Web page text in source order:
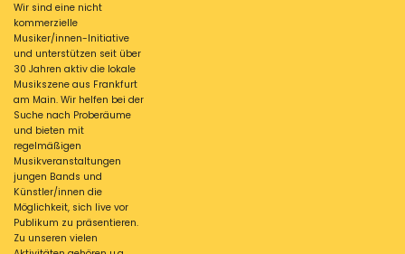
Wir sind eine nicht
kommerzielle
Musiker/innen-Initiative
und unterstützen seit über
30 Jahren aktiv die lokale
Musikszene aus Frankfurt
am Main. Wir helfen bei der
Suche nach Proberäume
und bieten mit
regelmäßigen
Musikveranstaltungen
jungen Bands und
Künstler/innen die
Möglichkeit, sich live vor
Publikum zu präsentieren.
Zu unseren vielen